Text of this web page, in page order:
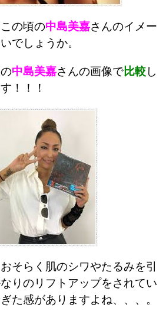
の頃の中島美嘉さんのイメー
でしょうか。
中島美嘉さんの画像で比較し
！！！
そらく肌のシワやたるみを引
りのリフトアップをされてい
た感がありますよね、、、。